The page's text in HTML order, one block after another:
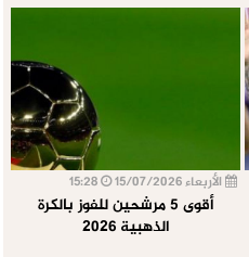
الأربعاء 15/07/2026
أقوى 5 مرشحين للفوز بالكرة
الذهبية 2026